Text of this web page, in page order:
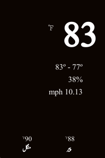
83
℉
38%
10.13 mph
88
℉
پیر
90
℉
منگل